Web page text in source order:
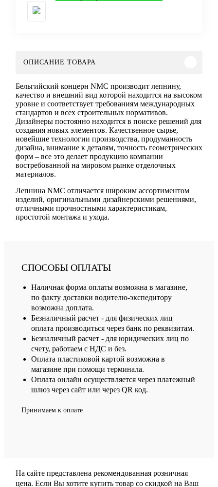
ОПИСАНИЕ ТОВАРА
Бельгийский концерн NMC производит лепнину,
качество и внешний вид которой находится на высоком
уровне и соответствует требованиям международных
стандартов и всех строительных нормативов.
Дизайнеры постоянно находится в поиске решений для
создания новых элементов. Качественное сырье,
новейшие технологии производства, продуманность
дизайна, внимание к деталям, точность геометрических
форм – все это делает продукцию компании
востребованной на мировом рынке отделочных
материалов.
Лепнина NMC отличается широким ассортиментом
изделий, оригинальными дизайнерскими решениями,
отличными прочностными характеристикам,
простотой монтажа и ухода.
СПОСОБЫ ОПЛАТЫ
Наличная форма оплаты возможна в магазине,
по факту доставки водителю-экспедитору
возможна доплата.
Безналичный расчет - для физических лиц
оплата производиться через банк по реквизитам.
Безналичный расчет - для юридических лиц по
счету, работаем с НДС и без.
Оплата пластиковой картой возможна в
магазине при помощи терминала.
Оплата онлайн осуществляется через платежный
шлюз через сайт или через QR код.
Принимаем к оплате
На сайте представлена рекомендованная розничная
цена. Если Вы хотите купить товар со скидкой на Ваш